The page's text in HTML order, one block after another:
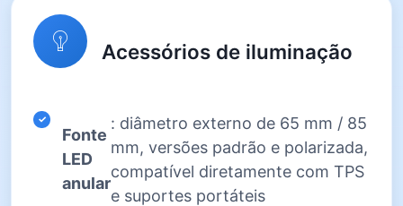
Acessórios de iluminação
Fonte
LED
anular
: diâmetro externo de 65 mm / 85
mm, versões padrão e polarizada,
compatível diretamente com TPS
e suportes portáteis